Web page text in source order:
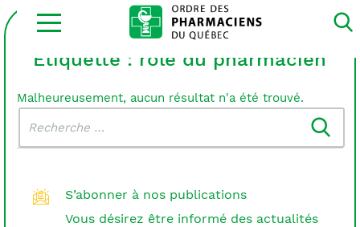
Ouvrir
la
site
Étiquette : rôle du pharmacien
Malheureusement, aucun résultat n'a été trouvé.
dans
le
S’abonner à nos publications
Vous désirez être informé des actualités